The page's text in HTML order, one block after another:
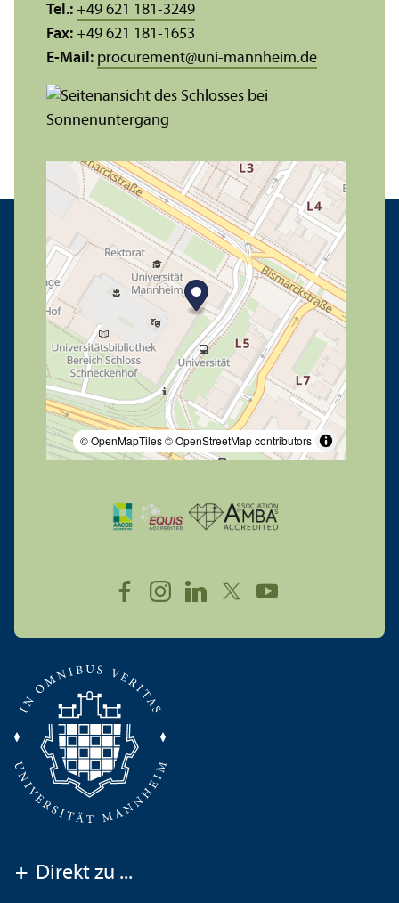
© OpenMapTiles© OpenStreetMap contributors
Tel.: +49 621 181-3249
Fax: +49 621 181-1653
E-Mail: procurement@uni-mannheim.de
+ Direkt zu ...